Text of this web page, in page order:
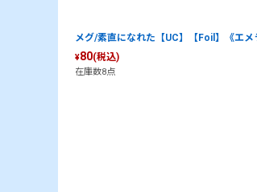
メグ/素直になれた【UC】【Foil】《エ
¥80(税込)
在庫数8点